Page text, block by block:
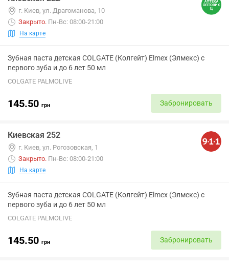
г. Киев, ул. Драгоманова, 10
Закрыто. Пн-Вс: 08:00-21:00
На карте
Зубная паста детская COLGATE (Колгейт) Elmex (Элмекс) с
первого зуба и до 6 лет 50 мл
COLGATE PALMOLIVE
145.50 грн Забронировать
Киевская 252
г. Киев, ул. Рогозовская, 1
Закрыто. Пн-Вс: 08:00-21:00
На карте
Зубная паста детская COLGATE (Колгейт) Elmex (Элмекс) с
первого зуба и до 6 лет 50 мл
COLGATE PALMOLIVE
145.50 грн Забронировать